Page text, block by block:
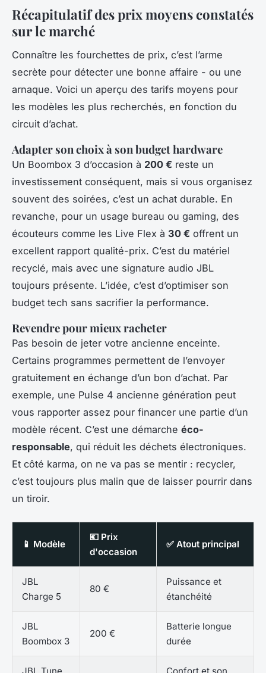
Récapitulatif des prix moyens constatés
sur le marché
Connaître les fourchettes de prix, c’est l’arme
secrète pour détecter une bonne affaire - ou une
arnaque. Voici un aperçu des tarifs moyens pour
les modèles les plus recherchés, en fonction du
circuit d’achat.
Adapter son choix à son budget hardware
Un Boombox 3 d’occasion à 200 € reste un
investissement conséquent, mais si vous organisez
souvent des soirées, c’est un achat durable. En
revanche, pour un usage bureau ou gaming, des
écouteurs comme les Live Flex à 30 € offrent un
excellent rapport qualité-prix. C’est du matériel
recyclé, mais avec une signature audio JBL
toujours présente. L’idée, c’est d’optimiser son
budget tech sans sacrifier la performance.
Revendre pour mieux racheter
Pas besoin de jeter votre ancienne enceinte.
Certains programmes permettent de l’envoyer
gratuitement en échange d’un bon d’achat. Par
exemple, une Pulse 4 ancienne génération peut
vous rapporter assez pour financer une partie d’un
modèle récent. C’est une démarche éco-
responsable, qui réduit les déchets électroniques.
Et côté karma, on ne va pas se mentir : recycler,
c’est toujours plus malin que de laisser pourrir dans
un tiroir.
📱 Modèle
💶 Prix
d'occasion
✅ Atout principal
JBL
Charge 5
80 €
Puissance et
étanchéité
JBL
Boombox 3
200 €
Batterie longue
durée